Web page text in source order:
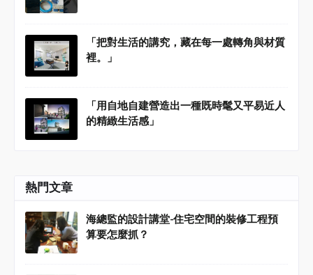
「把對生活的講究，藏在每一處轉角與材質
裡。」
「用自地自建營造出一種既時髦又平易近人
的精緻生活感」
熱門文章
海總監的設計講堂-住宅空間的裝修工程預
算要怎麼抓？